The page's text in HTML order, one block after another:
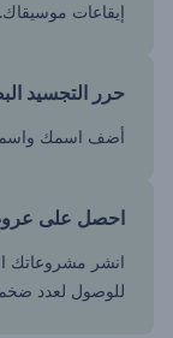
إيقاعات موسيقاك.
حرر التجسيد
أضف اسمك واسم
احصل على
انشر مشروعاتك
للوصول لعدد